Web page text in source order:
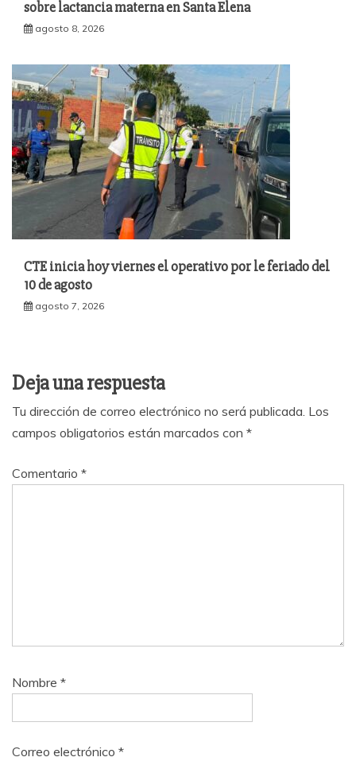
sobre lactancia materna en Santa Elena
agosto 8, 2026
CTE inicia hoy viernes el operativo por le feriado del
10 de agosto
agosto 7, 2026
Deja una respuesta
Tu dirección de correo electrónico no será publicada. Los
campos obligatorios están marcados con *
Comentario *
Nombre *
Correo electrónico *